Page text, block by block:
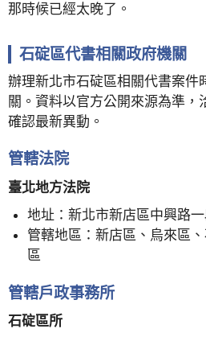
那時候已經太晚了。
石碇區代書相關政府機關
辦理新北市石碇區相關代書案件
關。資料以官方公開來源為準，
確認最新異動。
管轄法院
臺北地方法院
地址：新北市新店區中興路
管轄地區：新店區、烏來區
區
管轄戶政事務所
石碇區所